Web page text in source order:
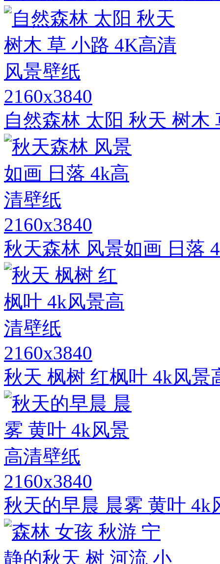
2160x3840
自然森林 太阳 秋天 树
2160x3840
秋天森林 风景如画 日落
2160x3840
秋天 枫树 红枫叶 4k风景
2160x3840
秋天的早晨 晨雾 黄叶 4k